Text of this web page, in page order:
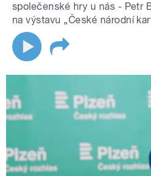
společenské hry u nás - Petr
na výstavu „České národní